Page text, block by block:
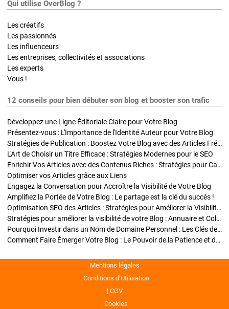
Qui utilise OverBlog ?
Les créatifs
Les passionnés
Les influenceurs
Les entreprises, collectivités et associations
Les experts
Vous !
12 conseils pour bien débuter son blog et booster son trafic
Développez une Ligne Éditoriale Claire pour Votre Blog
Présentez-vous : L'Importance de l'Identité Auteur pour Votre Blog
Stratégies de Publication : Boostez Votre Blog avec des Articles Fréquents et Exclusifs
L'Art de Choisir un Titre Efficace : Stratégies Modernes pour le SEO
Enrichir Vos Articles avec des Contenus Riches : Stratégies pour Captiver et Optimiser
Optimiser vos Articles grâce aux Liens
Engagez la Conversation pour Accroître la Visibilité de Votre Blog
Amplifiez la Portée de Votre Blog : Le partage est la clé du succès !
Optimisation SEO des Articles : Stratégies pour Améliorer la Visibilité de Votre Blog
Stratégies pour améliorer la visibilité de votre Blog : Annuaire et Collaborations
Pourquoi Investir dans un Nom de Domaine Personnel : Les Clés de la Réussite de Votre Blog
Comment Faire Émerger Votre Blog : Le Pouvoir de la Patience et de la Persévérance
Mentions légales
Conditions d’Utilisation
CGV
Cookies